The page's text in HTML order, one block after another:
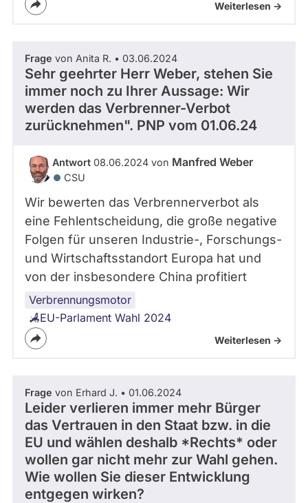
Weiterlesen ->
Frage von Anita R. • 03.06.2024
Sehr geehrter Herr Weber, stehen Sie
immer noch zu Ihrer Aussage: Wir
werden das Verbrenner-Verbot
zurücknehmen". PNP vom 01.06.24
Antwort 08.06.2024 von Manfred Weber
CSU
Wir bewerten das Verbrennerverbot als
eine Fehlentscheidung, die große negative
Folgen für unseren Industrie-, Forschungs-
und Wirtschaftsstandort Europa hat und
von der insbesondere China profitiert
Verbrennungsmotor
EU-Parlament Wahl 2024
Weiterlesen ->
Frage von Erhard J. • 01.06.2024
Leider verlieren immer mehr Bürger
das Vertrauen in den Staat bzw. in die
EU und wählen deshalb *Rechts* oder
wollen gar nicht mehr zur Wahl gehen.
Wie wollen Sie dieser Entwicklung
entgegen wirken?